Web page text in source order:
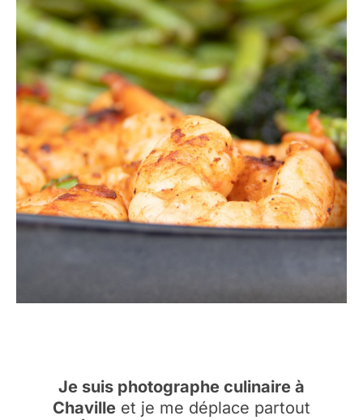
Je suis photographe culinaire à
Chaville et je me déplace partout